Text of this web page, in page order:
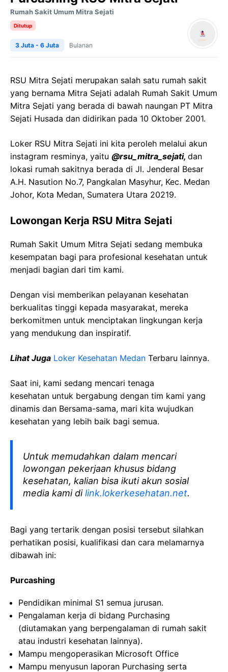
Rumah Sakit Umum Mitra Sejati
Ditutup
3 Juta - 6 Juta Bulanan
RSU Mitra Sejati merupakan salah satu rumah sakit
yang bernama Mitra Sejati adalah Rumah Sakit Umum
Mitra Sejati yang berada di bawah naungan PT Mitra
Sejati Husada dan didirikan pada 10 Oktober 2001.
Loker RSU Mitra Sejati ini kita peroleh melalui akun
instagram resminya, yaitu @rsu_mitra_sejati, dan
lokasi rumah sakitnya berada di Jl. Jenderal Besar
A.H. Nasution No.7, Pangkalan Masyhur, Kec. Medan
Johor, Kota Medan, Sumatera Utara 20219.
Lowongan Kerja RSU Mitra Sejati
Rumah Sakit Umum Mitra Sejati sedang membuka
kesempatan bagi para profesional kesehatan untuk
menjadi bagian dari tim kami.
Dengan visi memberikan pelayanan kesehatan
berkualitas tinggi kepada masyarakat, mereka
berkomitmen untuk menciptakan lingkungan kerja
yang mendukung dan inspiratif.
Lihat Juga Loker Kesehatan Medan Terbaru lainnya.
Saat ini, kami sedang mencari tenaga
kesehatan untuk bergabung dengan tim kami yang
dinamis dan Bersama-sama, mari kita wujudkan
kesehatan yang lebih baik bagi semua.
Untuk memudahkan dalam mencari
lowongan pekerjaan khusus bidang
kesehatan, kalian bisa ikuti akun sosial
media kami dilink.lokerkesehatan.net.
Bagi yang tertarik dengan posisi tersebut silahkan
perhatikan posisi, kualifikasi dan cara melamarnya
dibawah ini:
Purcashing
Pendidikan minimal S1 semua jurusan.
Pengalaman kerja di bidang Purchasing
(diutamakan yang berpengalaman di rumah sakit
atau industri kesehatan lainnya).
Mampu mengoperasikan Microsoft Office
Mampu menyusun laporan Purchasing serta